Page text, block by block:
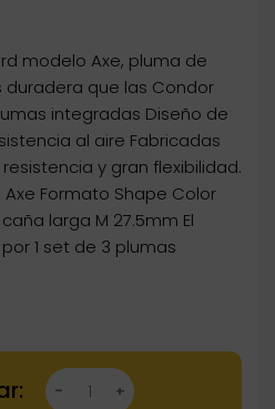
modelo Axe, pluma de
que las Condor
integradas Diseño de
al aire Fabricadas
y gran flexibilidad.
Formato Shape Color
larga M 27.5mm El
1 set de 3 plumas
Condor Axe Shape Morada